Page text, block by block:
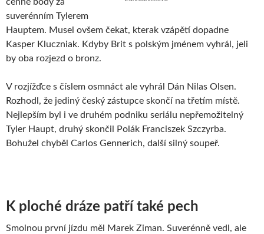
suverénním Tylerem
Hauptem. Musel ovšem čekat, kterak vzápětí dopadne
Kasper Kluczniak. Kdyby Brit s polským jménem vyhrál, jeli
by oba rozjezd o bronz.
V rozjížďce s číslem osmnáct ale vyhrál Dán Nilas Olsen.
Rozhodl, že jediný český zástupce skončí na třetím místě.
Nejlepším byl i ve druhém podniku seriálu nepřemožitelný
Tyler Haupt, druhý skončil Polák Franciszek Szczyrba.
Bohužel chyběl Carlos Gennerich, další silný soupeř.
K ploché dráze patří také pech
Smolnou první jízdu měl Marek Ziman. Suverénně vedl, ale